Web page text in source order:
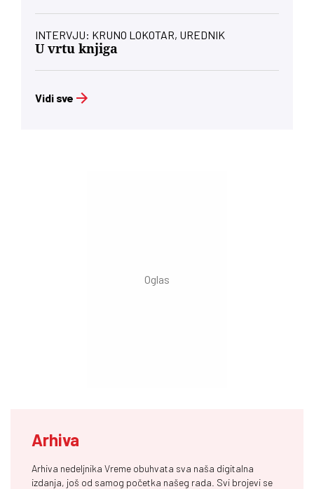
INTERVJU: KRUNO LOKOTAR, UREDNIK
U vrtu knjiga
Vidi sve
Arhiva
Arhiva nedeljnika Vreme obuhvata sva naša digitalna
izdanja, još od samog početka našeg rada. Svi brojevi se